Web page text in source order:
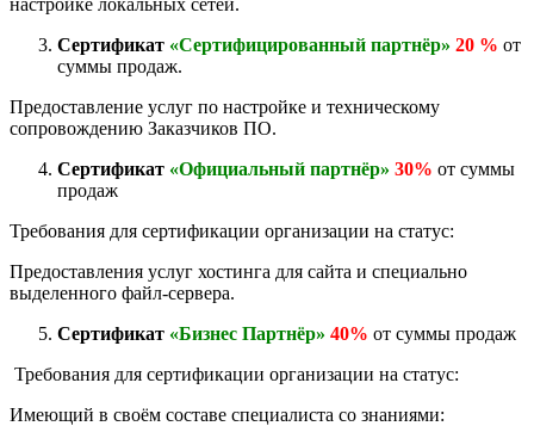
Сертификат «Сертифицированный партнёр» 20 % от
суммы продаж.
Предоставление услуг по настройке и техническому
сопровождению Заказчиков ПО.
Сертификат «Официальный партнёр» 30% от суммы
продаж
Требования для сертификации организации на статус:
Предоставления услуг хостинга для сайта и специально
выделенного файл-сервера.
Сертификат «Бизнес Партнёр» 40% от суммы продаж
Требования для сертификации организации на статус:
Имеющий в своём составе специалиста со знаниями: